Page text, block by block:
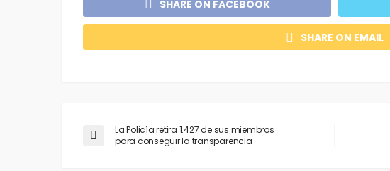
SHARE ON FACEBOOK
SHARE ON EMAIL
La Policía retira 1.427 de sus miembros
para conseguir la transparencia